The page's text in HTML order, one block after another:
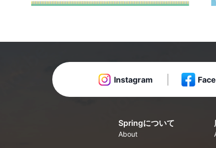
Instagram
Springについて
About